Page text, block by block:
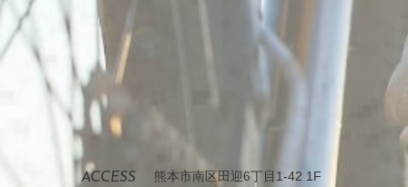
ACCESS 熊本市南区田迎6丁目1-42 1F